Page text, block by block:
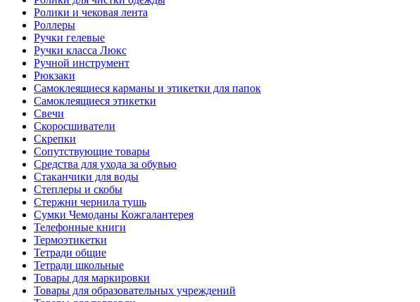
Ролики и чековая лента
Роллеры
Ручки гелевые
Ручки класса Люкс
Ручной инструмент
Рюкзаки
Самоклеящиеся карманы и этикетки для папок
Самоклеящиеся этикетки
Свечи
Скоросшиватели
Скрепки
Сопутствующие товары
Средства для ухода за обувью
Стаканчики для воды
Степлеры и скобы
Стержни чернила тушь
Сумки Чемоданы Кожгалантерея
Телефонные книги
Термоэтикетки
Тетради общие
Тетради школьные
Товары для маркировки
Товары для образовательных учреждений